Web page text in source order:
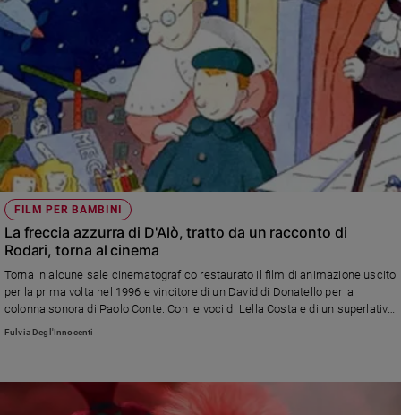
FILM PER BAMBINI
La freccia azzurra di D'Alò, tratto da un racconto di
Rodari, torna al cinema
Torna in alcune sale cinematografico restaurato il film di animazione uscito
per la prima volta nel 1996 e vincitore di un David di Donatello per la
colonna sonora di Paolo Conte. Con le voci di Lella Costa e di un superlativo
Dario Fo. Disponibile anche su Rai play
Fulvia Degl'Innocenti